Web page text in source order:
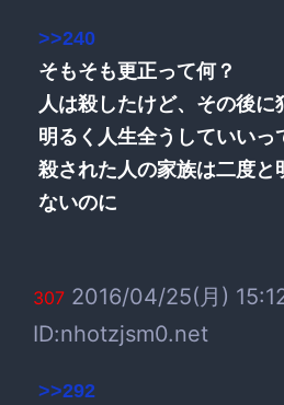
>>240
そもそも更正って何？
人は殺したけど、その後に
明るく人生全うしていいっ
殺された人の家族は二度と
ないのに
307 2016/04/25(月)
ID:nhotzjsm0.net
>>292